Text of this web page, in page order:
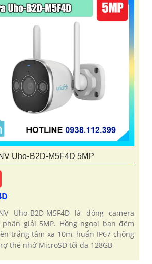
Uho-B2D-M5F4D 5MP
Uho-B2D-M5F4D là dòng camera
giải 5MP. Hồng ngoại ban đêm
trắng tầm xa 10m, huẩn IP67 chống
thẻ nhớ MicroSD tối đa 128GB